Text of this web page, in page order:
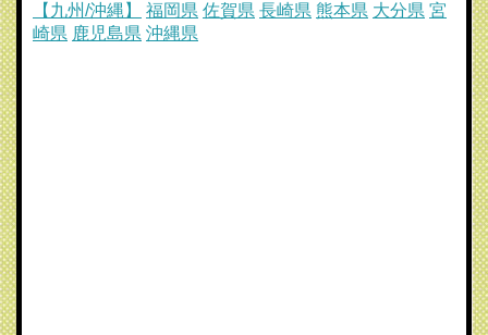
【九州/沖縄】 福岡県 佐賀県 長崎県 熊本県 大分県 宮
崎県 鹿児島県 沖縄県